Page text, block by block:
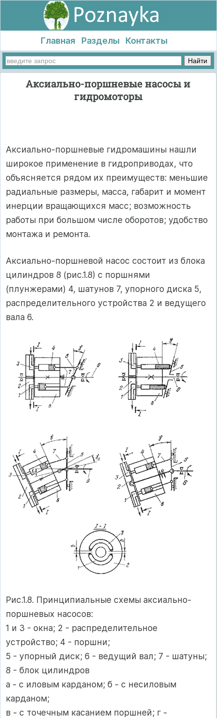
Главная Разделы Контакты
Аксиально-поршневые насосы и
гидромоторы
Аксиально-поршневые гидромашины нашли
широкое применение в гидроприводах, что
объясняется рядом их преимуществ: меньшие
радиальные размеры, масса, габарит и момент
инерции вращающихся масс; возможность
работы при большом числе оборотов; удобство
монтажа и ремонта.
Аксиально-поршневой насос состоит из блока
цилиндров 8 (рис.1.8) с поршнями
(плунжерами) 4, шатунов 7, упорного диска 5,
распределительного устройства 2 и ведущего
вала 6.
Рис.1.8. Принципиальные схемы аксиально-
поршневых насосов:
1 и 3 - окна; 2 - распределительное
устройство; 4 - поршни;
5 - упорный диск; 6 - ведущий вал; 7 - шатуны;
8 - блок цилиндров
а - с иловым карданом; б - с несиловым
карданом;
в - с точечным касанием поршней; г -